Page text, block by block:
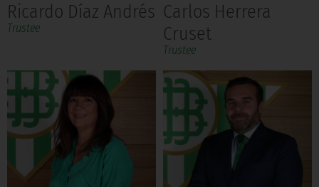
Ricardo Díaz Andrés
Trustee
Carlos Herrera
Cruset
Trustee